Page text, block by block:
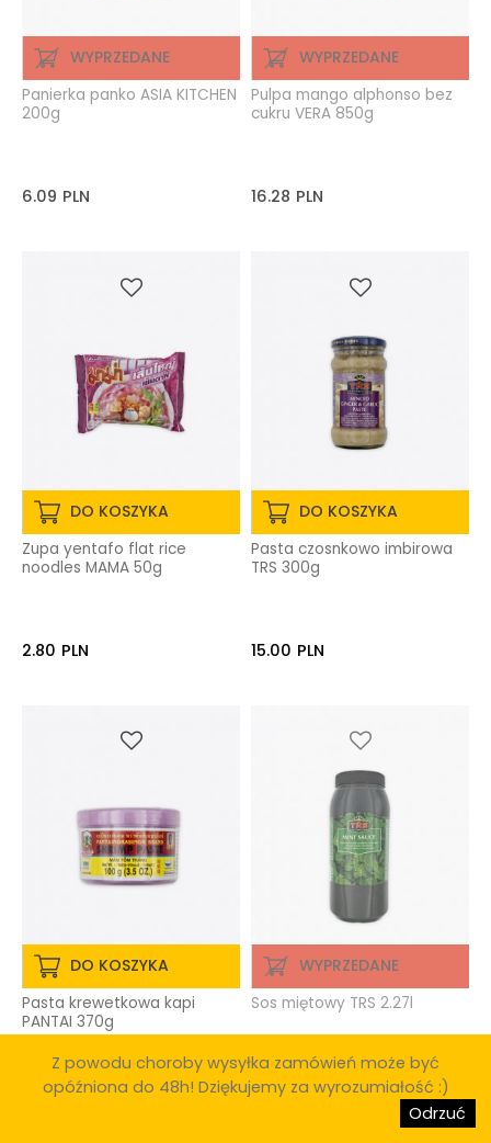
WYPRZEDANE
Panierka panko ASIA KITCHEN
200g
6.09 PLN
WYPRZEDANE
Pulpa mango alphonso bez
cukru VERA 850g
16.28 PLN
DO KOSZYKA
Zupa yentafo flat rice
noodles MAMA 50g
2.80 PLN
DO KOSZYKA
Pasta czosnkowo imbirowa
TRS 300g
15.00 PLN
DO KOSZYKA
Pasta krewetkowa kapi
PANTAI 370g
WYPRZEDANE
Sos miętowy TRS 2.27l
Z powodu choroby wysyłka zamówień może być
opóźniona do 48h! Dziękujemy za wyrozumiałość :)
Odrzuć